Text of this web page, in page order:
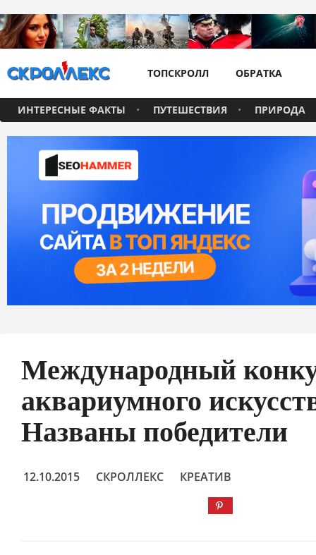
ТОПСКРОЛЛ ОБРАТКА
ИНТЕРЕСНЫЕ ФАКТЫ ПУТЕШЕСТВИЯ ПРИРОДА
Международный
аквариумного
Названы победители
12.10.2015 СКРОЛЛЕКС КРЕАТИВ